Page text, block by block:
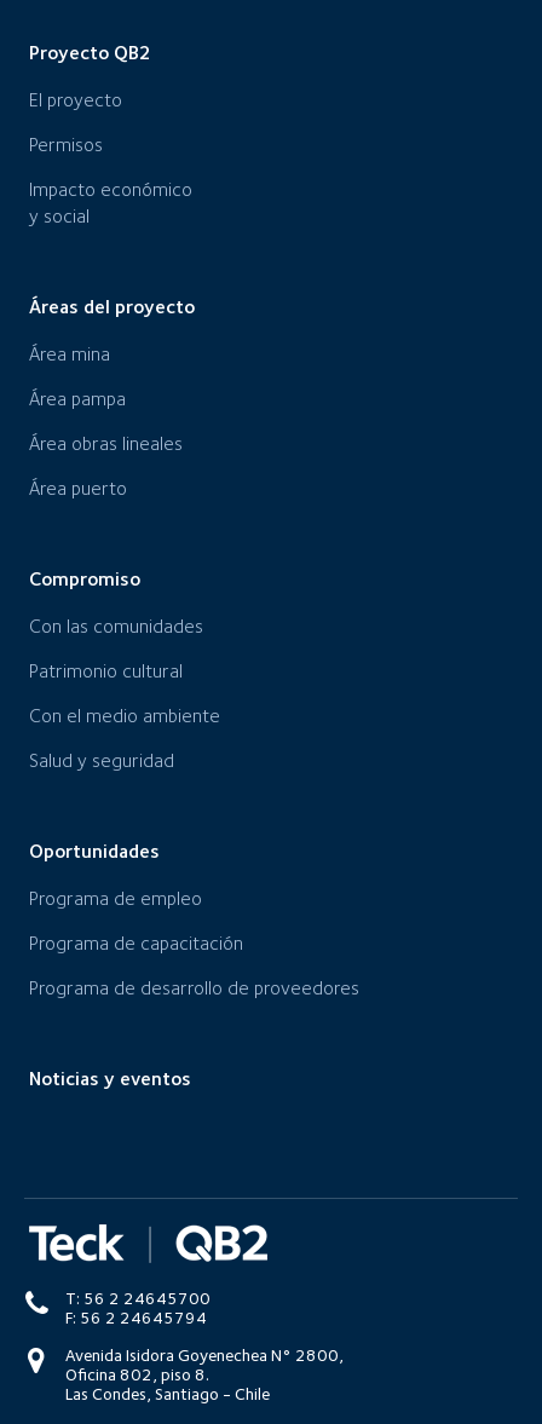
Proyecto QB2
El proyecto
Permisos
Impacto económico
y social
Áreas del proyecto
Área mina
Área pampa
Área obras lineales
Área puerto
Compromiso
Con las comunidades
Patrimonio cultural
Con el medio ambiente
Salud y seguridad
Oportunidades
Programa de empleo
Programa de capacitación
Programa de desarrollo de proveedores
Noticias y eventos
T: 56 2 24645700
F: 56 2 24645794
Avenida Isidora Goyenechea N° 2800,
Oficina 802, piso 8.
Las Condes, Santiago - Chile